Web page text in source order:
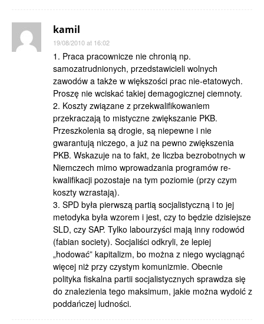
kamil
19/08/2010 at 16:02
1. Praca pracownicze nie chronią np.
samozatrudnionych, przedstawicieli wolnych
zawodów a także w większości prac nie-etatowych.
Proszę nie wciskać takiej demagogicznej ciemnoty.
2. Koszty związane z przekwalifikowaniem
przekraczają to mistyczne zwiększanie PKB.
Przeszkolenia są drogie, są niepewne i nie
gwarantują niczego, a już na pewno zwiększenia
PKB. Wskazuje na to fakt, że liczba bezrobotnych w
Niemczech mimo wprowadzania programów re-
kwalifikacji pozostaje na tym poziomie (przy czym
koszty wzrastają).
3. SPD była pierwszą partią socjalistyczną i to jej
metodyka była wzorem i jest, czy to będzie dzisiejsze
SLD, czy SAP. Tylko labourzyści mają inny rodowód
(fabian society). Socjaliści odkryli, że lepiej
„hodować” kapitalizm, bo można z niego wyciągnąć
więcej niż przy czystym komunizmie. Obecnie
polityka fiskalna partii socjalistycznych sprawdza się
do znalezienia tego maksimum, jakie można wydoić z
poddańczej ludności.